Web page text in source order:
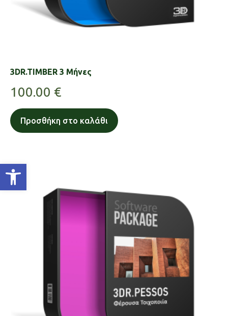
Ανοίξτε τη γραμμή εργαλείων
3DR.TIMBER 3 Μήνες
100.00 €
Προσθήκη στο καλάθι